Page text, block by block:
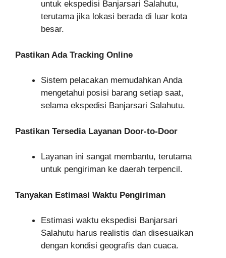
untuk ekspedisi Banjarsari Salahutu,
terutama jika lokasi berada di luar kota
besar.
Pastikan Ada Tracking Online
Sistem pelacakan memudahkan Anda
mengetahui posisi barang setiap saat,
selama ekspedisi Banjarsari Salahutu.
Pastikan Tersedia Layanan Door-to-Door
Layanan ini sangat membantu, terutama
untuk pengiriman ke daerah terpencil.
Tanyakan Estimasi Waktu Pengiriman
Estimasi waktu ekspedisi Banjarsari
Salahutu harus realistis dan disesuaikan
dengan kondisi geografis dan cuaca.